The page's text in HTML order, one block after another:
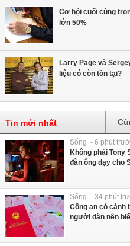
Cơ hội cuối cùng
lớn 50%
Larry Page và
liệu có còn tồn tại?
Tin mới nhất
Sống - 6 phút
Không phải Tony
đàn ông dạy cho
Sống - 34 phút
Công an có cảnh
người dân nên